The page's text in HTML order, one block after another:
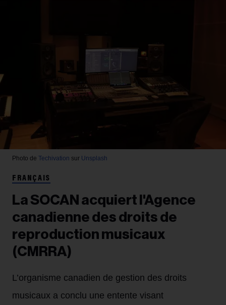
Photo de Techivation sur Unsplash
FRANÇAIS
La SOCAN acquiert l'Agence
canadienne des droits de
reproduction musicaux
(CMRRA)
L’organisme canadien de gestion des droits
musicaux a conclu une entente visant